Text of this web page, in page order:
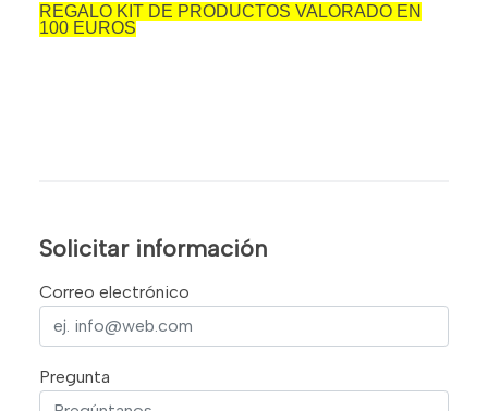
REGALO KIT DE PRODUCTOS VALORADO EN
100 EUROS
Solicitar información
Correo electrónico
Pregunta